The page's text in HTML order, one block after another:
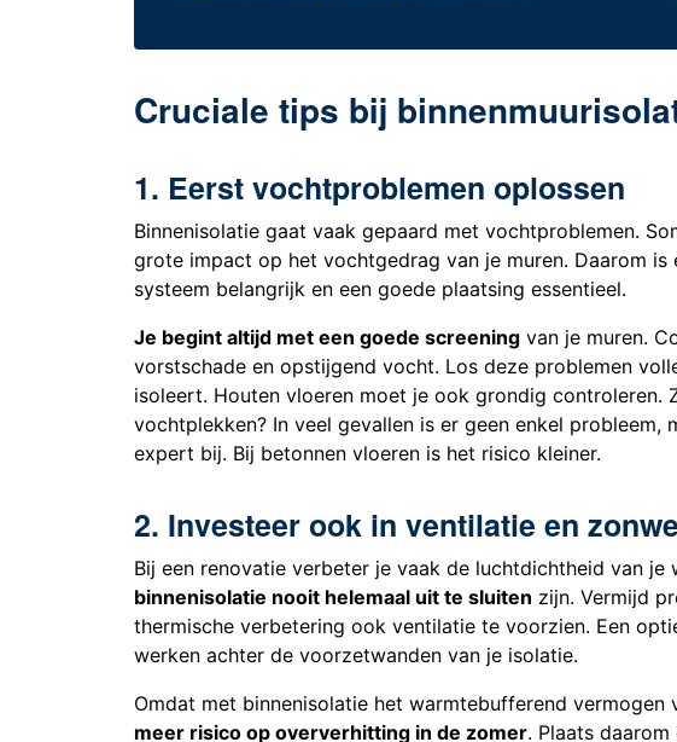
Cruciale tips bij
1. Eerst vochtproblemen oplossen
Binnenisolatie gaat vaak gepaard met vochtproblemen.
grote impact op het vochtgedrag van je muren. Daarom is
systeem belangrijk en een goede plaatsing essentieel.
Je begint altijd met een goede screening van je muren.
vorstschade en opstijgend vocht. Los deze problemen
isoleert. Houten vloeren moet je ook grondig controleren.
vochtplekken? In veel gevallen is er geen enkel probleem,
expert bij. Bij betonnen vloeren is het risico kleiner.
2. Investeer ook in ventilatie en
Bij een renovatie verbeter je vaak de luchtdichtheid van je
binnenisolatie nooit helemaal uit te sluiten zijn. Vermijd
thermische verbetering ook ventilatie te voorzien. Een
werken achter de voorzetwanden van je isolatie.
Omdat met binnenisolatie het warmtebufferend
meer risico op oververhitting in de zomer. Plaats